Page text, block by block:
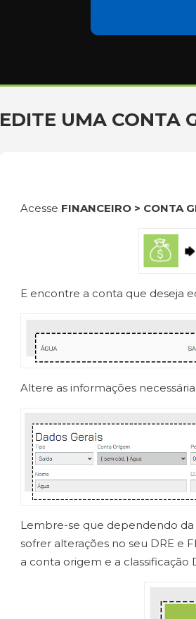
EDITE UMA CONTA
Acesse FINANCEIRO > CONTA
E encontre a conta que deseja
Altere as informações
Lembre-se que dependendo
sofrer alterações no seu DRE e
a conta origem e a classificação